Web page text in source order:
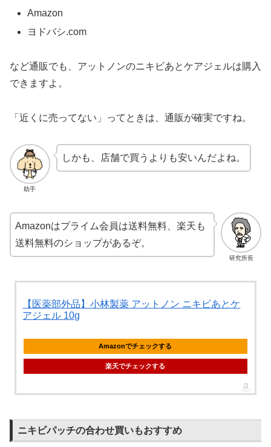
Amazon
ヨドバシ.com
など通販でも、アットノンのニキビあとケアジェルは購入
できますよ。
「近くに売ってない」ってときは、通販が確実ですね。
助手
しかも、店舗で買うよりも安いんだよね。
研究所長
Amazonはプライム会員は送料無料、楽天も
送料無料のショップがあるぞ。
【医薬部外品】小林製薬 アットノン ニキビあとケ
アジェル 10g
Amazonでチェックする
楽天でチェックする
ニキビパッチの合わせ買いもおすすめ